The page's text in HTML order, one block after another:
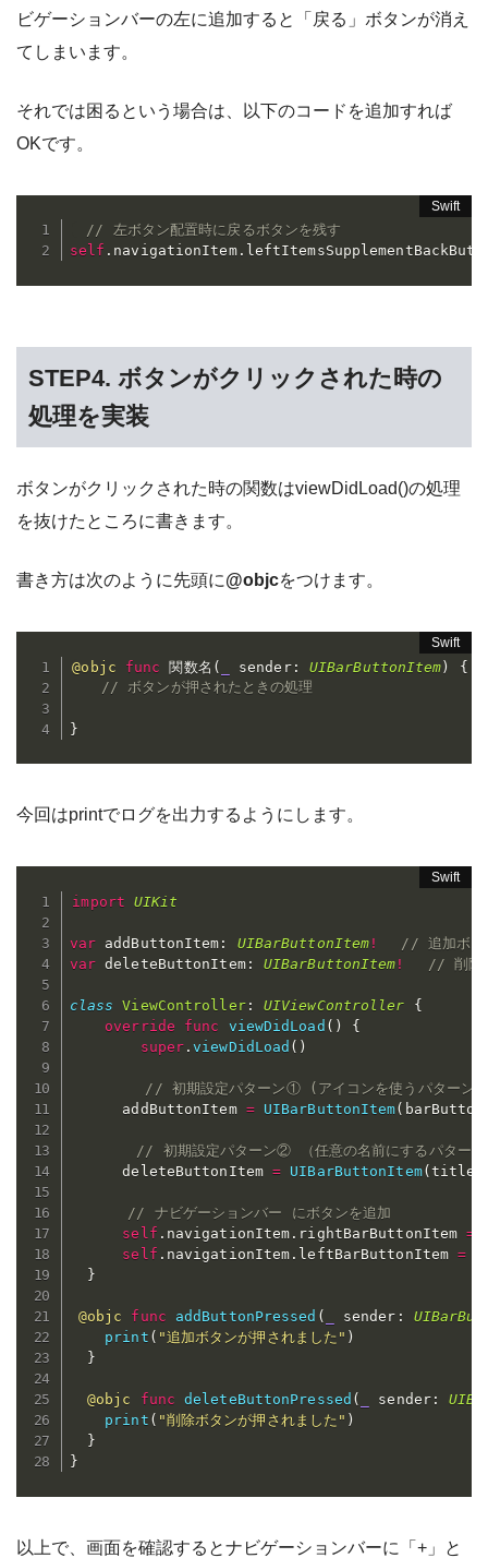
ビゲーションバーの左に追加すると「戻る」ボタンが消え
てしまいます。
それでは困るという場合は、以下のコードを追加すれば
OKです。
// 左ボタン配置時に戻るボタンを残す
self . navigationItem.
STEP4. ボタンがクリックされた時の
処理を実装
ボタンがクリックされた時の関数はviewDidLoad()の処理
を抜けたところに書きます。
書き方は次のように先頭に@objcをつけます。
@objc func 関数名 ( sender: UIBarButtonItem)
{
// ボタンが押されたときの処理
}
今回はprintでログを出力するようにします。
import UIKit
var addButtonItem : UIBarButtonItem !
// 追加ボタ
var deleteButtonItem: UIBarButtonItem ! // 削除
class ViewController: UIViewController
{
override
func viewDidLoad ( )
{
super .viewDidLoad ( )
// 初期設定パターン① (アイコンを使うパターン)
      addButtonItem
= UIBarButtonItem(
// 初期設定パターン② （任意の名前にするパターン
      deleteButtonItem
= UIBarButtonItem( title
// ナビゲーションバー にボタンを追加
self . navigationItem . rightBarButtonItem =
self . navigationItem . leftBarButtonItem =
}
@objc func addButtonPressed ( sender :
print ( "追加ボタンが押されました" )
}
@objc func deleteButtonPressed ( sender:
print ( "削除ボタンが押されました" )
}
}
以上で、画面を確認するとナビゲーションバーに「+」と